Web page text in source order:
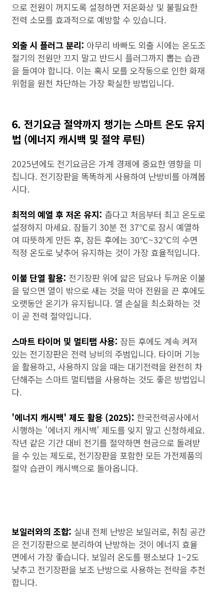
으로 전원이 꺼지도록 설정하면 저온화상 및 불필요한
전력 소모를 효과적으로 예방할 수 있습니다.
외출 시 플러그 분리: 아무리 바빠도 외출 시에는 온도조
절기의 전원만 끄지 말고 반드시 플러그까지 뽑는 습관
을 들여야 합니다. 이는 혹시 모를 오작동으로 인한 화재
위험을 원천 차단하는 가장 확실한 방법입니다.
6. 전기요금 절약까지 챙기는 스마트 온도 유지
법 (에너지 캐시백 및 절약 루틴)
2025년에도 전기요금은 가계 경제에 중요한 영향을 미
칩니다. 전기장판을 똑똑하게 사용하여 난방비를 아껴봅
시다.
최적의 예열 후 저온 유지: 춥다고 처음부터 최고 온도로
설정하지 마세요. 잠들기 30분 전 37℃로 잠시 예열하
여 따뜻하게 만든 후, 잠든 후에는 30℃~32℃의 수면
적정 온도로 낮추어 유지하는 것이 가장 효율적입니다.
이불 단열 활용: 전기장판 위에 얇은 담요나 두꺼운 이불
을 덮으면 열이 밖으로 새는 것을 막아 전원을 끈 후에도
오랫동안 온기가 유지됩니다. 열 손실을 최소화하는 것
이 곧 전력 절약입니다.
스마트 타이머 및 멀티탭 사용: 잠든 후에도 계속 켜져
있는 전기장판은 전력 낭비의 주범입니다. 타이머 기능
을 활용하고, 사용하지 않을 때는 대기전력을 완전히 차
단해주는 스마트 멀티탭을 사용하는 것도 좋은 방법입니
다.
'에너지 캐시백' 제도 활용 (2025): 한국전력공사에서
시행하는 '에너지 캐시백' 제도를 잊지 말고 신청하세요.
작년 같은 기간 대비 전기를 절약하면 현금으로 돌려받
을 수 있는 제도로, 전기장판을 포함한 모든 가전제품의
절약 습관이 캐시백으로 돌아옵니다.
보일러와의 조합: 실내 전체 난방은 보일러로, 취침 공간
은 전기장판으로 분리하여 난방하는 것이 에너지 효율
면에서 가장 좋습니다. 보일러 온도를 평소보다 1~2도
낮추고 전기장판을 보조 난방으로 사용하는 전략을 추천
합니다.